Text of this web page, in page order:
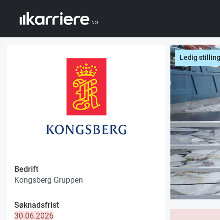
Bedrift
Kongsberg Gruppen
Søknadsfrist
30.06.2026
Ledig stilling